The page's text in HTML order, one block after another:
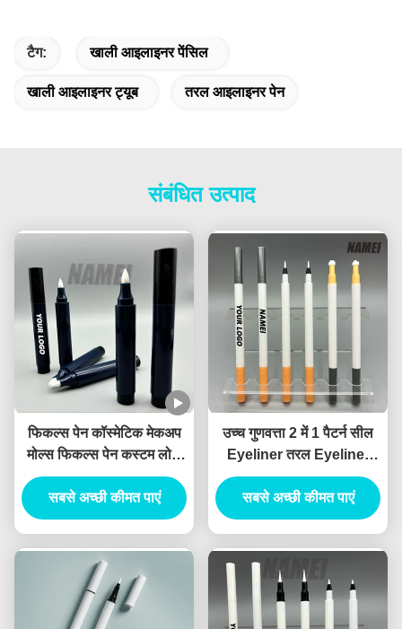
टैग: खाली आइलाइनर पेंसिल
खाली आइलाइनर ट्यूब तरल आइलाइनर पेन
संबंधित उत्पाद
फिकल्स पेन कॉस्मेटिक मेकअप
मोल्स फिकल्स पेन कस्टम लोगो
OEM थोक फिकल्स पेन कंटेनर
सबसे अच्छी कीमत पाएं
उच्च गुणवत्ता 2 में 1 पैटर्न सील
Eyeliner तरल Eyeliner
कॉस्मेटिक Eyeliner पैकेजिंग
कैंथस मार्कर
सबसे अच्छी कीमत पाएं